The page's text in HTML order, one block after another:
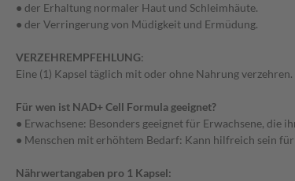
● der Erhaltung normaler Haut und Schleimhäute.
● der Verringerung von Müdigkeit und Ermüdung.
VERZEHREMPFEHLUNG:
Eine (1) Kapsel täglich mit oder ohne Nahrung verzehren.
Für wen ist NAD+ Cell Formula geeignet?
● Erwachsene: Besonders geeignet für Erwachsene,
● Menschen mit erhöhtem Bedarf: Kann hilfreich sein
Nährwertangaben pro 1 Kapsel: